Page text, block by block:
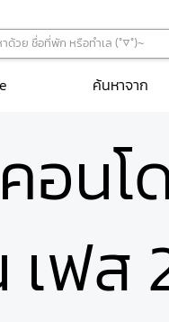
ค้นหาจาก
อนโ
เฟส